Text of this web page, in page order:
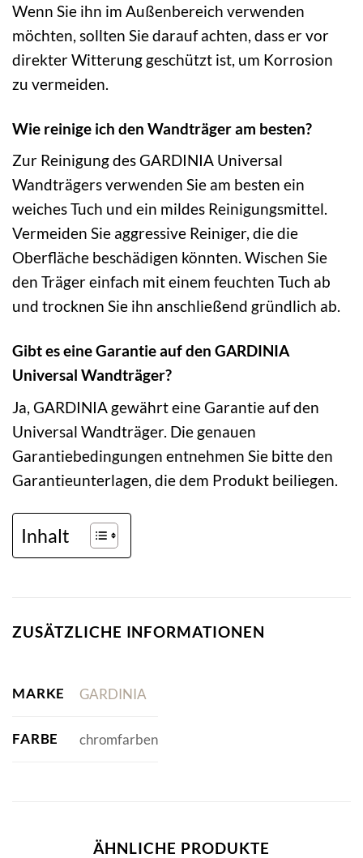
Wenn Sie ihn im Außenbereich verwenden
möchten, sollten Sie darauf achten, dass er vor
direkter Witterung geschützt ist, um Korrosion
zu vermeiden.
Wie reinige ich den Wandträger am besten?
Zur Reinigung des GARDINIA Universal
Wandträgers verwenden Sie am besten ein
weiches Tuch und ein mildes Reinigungsmittel.
Vermeiden Sie aggressive Reiniger, die die
Oberfläche beschädigen könnten. Wischen Sie
den Träger einfach mit einem feuchten Tuch ab
und trocknen Sie ihn anschließend gründlich ab.
Gibt es eine Garantie auf den GARDINIA
Universal Wandträger?
Ja, GARDINIA gewährt eine Garantie auf den
Universal Wandträger. Die genauen
Garantiebedingungen entnehmen Sie bitte den
Garantieunterlagen, die dem Produkt beiliegen.
Inhalt
ZUSÄTZLICHE INFORMATIONEN
MARKE GARDINIA
FARBE chromfarben
ÄHNLICHE PRODUKTE